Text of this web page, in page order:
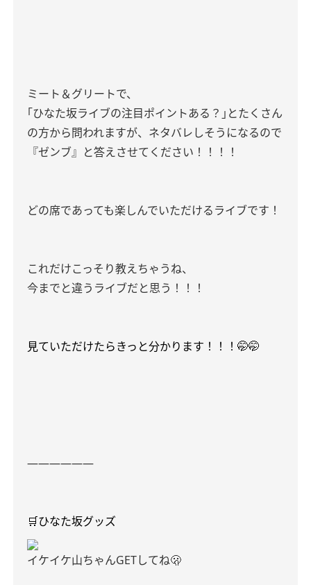
ミート＆グリートで、
｢ひなた坂ライブの注目ポイントある？｣とたくさん
の方から問われますが、ネタバレしそうになるので
『ゼンブ』と答えさせてください！！！！
どの席であっても楽しんでいただけるライブです！
これだけこっそり教えちゃうね、
今までと違うライブだと思う！！！
見ていただけたらきっと分かります！！！🤭🤭
――――――
🛒ひなた坂グッズ
イケイケ山ちゃんGETしてね🫢